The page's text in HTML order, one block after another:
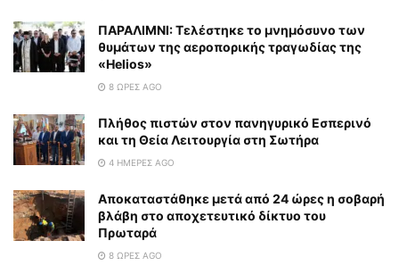
ΠΑΡΑΛΙΜΝΙ: Τελέστηκε το μνημόσυνο των
θυμάτων της αεροπορικής τραγωδίας της
«Helios»
8 ΏΡΕΣ AGO
Πλήθος πιστών στον πανηγυρικό Εσπερινό
και τη Θεία Λειτουργία στη Σωτήρα
4 ΗΜΈΡΕΣ AGO
Αποκαταστάθηκε μετά από 24 ώρες η σοβαρή
βλάβη στο αποχετευτικό δίκτυο του
Πρωταρά
8 ΏΡΕΣ AGO